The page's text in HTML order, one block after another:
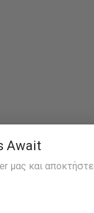
Await
μας και αποκτήστε